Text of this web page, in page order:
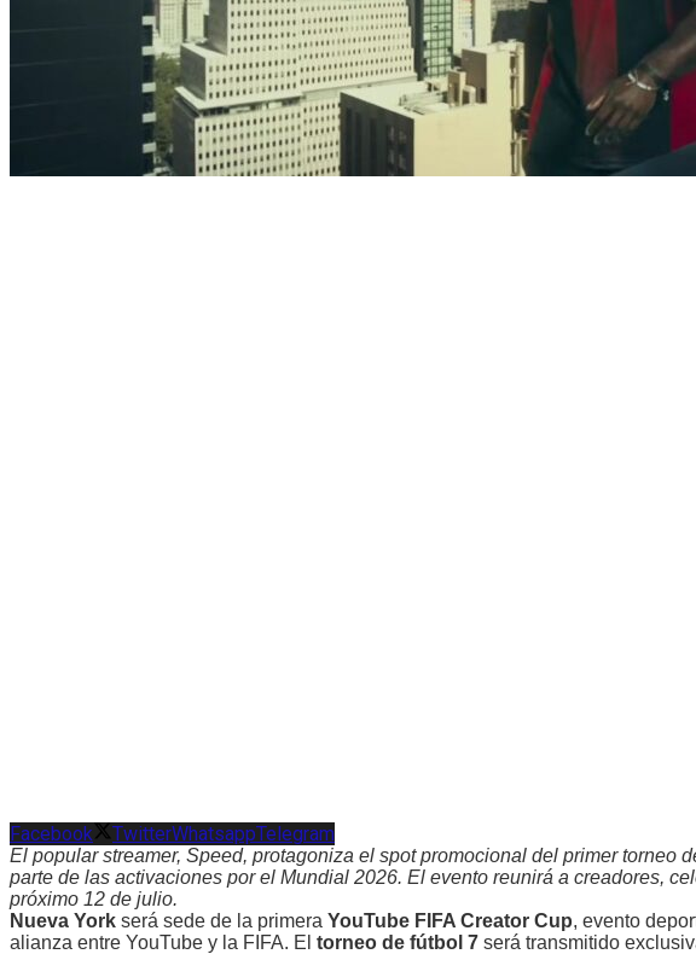
Facebook TwitterWhatsappTelegram
El popular streamer, Speed, protagoniza el spot promocional del primer torneo
parte de las activaciones por el Mundial 2026. El evento reunirá a creadores,
próximo 12 de julio.
Nueva York será sede de la primera YouTube FIFA Creator Cup, evento
alianza entre YouTube y la FIFA. El torneo de fútbol 7 será transmitido